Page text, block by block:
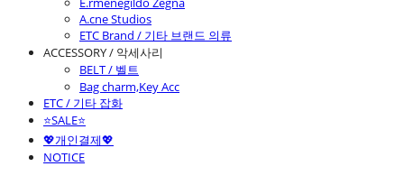
A.cne Studios
ETC Brand / 기타 브랜드 의류
ACCESSORY / 악세사리
BELT / 벨트
Bag charm,Key Acc
ETC / 기타 잡화
⭐SALE⭐
💖개인결제💖
NOTICE